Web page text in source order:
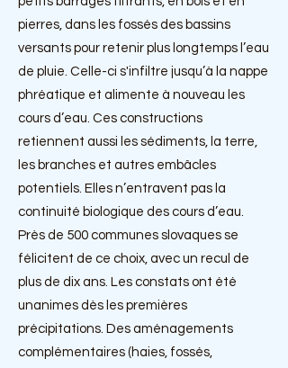
pierres, dans les fossés des bassins
versants pour retenir plus longtemps l’eau
de pluie. Celle-ci s'infiltre jusqu’à la nappe
phréatique et alimente à nouveau les
cours d’eau. Ces constructions
retiennent aussi les sédiments, la terre,
les branches et autres embâcles
potentiels. Elles n’entravent pas la
continuité biologique des cours d’eau.
Près de 500 communes slovaques se
félicitent de ce choix, avec un recul de
plus de dix ans. Les constats ont été
unanimes dès les premières
précipitations. Des aménagements
complémentaires (haies, fossés,